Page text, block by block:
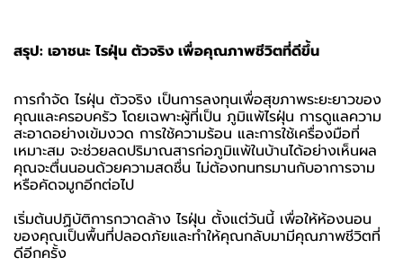
สรุป: เอาชนะ ไรฝุ่น ตัวจริง เพื่อคุณภาพชีวิตที่ดีขึ้น
การกำจัด ไรฝุ่น ตัวจริง เป็นการลงทุนเพื่อสุขภาพระยะยาวของ
คุณและครอบครัว โดยเฉพาะผู้ที่เป็น ภูมิแพ้ไรฝุ่น การดูแลความ
สะอาดอย่างเข้มงวด การใช้ความร้อน และการใช้เครื่องมือที่
เหมาะสม จะช่วยลดปริมาณสารก่อภูมิแพ้ในบ้านได้อย่างเห็นผล
คุณจะตื่นนอนด้วยความสดชื่น ไม่ต้องทนทรมานกับอาการจาม
หรือคัดจมูกอีกต่อไป
เริ่มต้นปฏิบัติการกวาดล้าง ไรฝุ่น ตั้งแต่วันนี้ เพื่อให้ห้องนอน
ของคุณเป็นพื้นที่ปลอดภัยและทำให้คุณกลับมามีคุณภาพชีวิตที่
ดีอีกครั้ง